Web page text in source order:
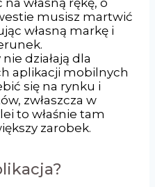
musisz martwić
własną markę i
działają dla
aplikacji mobilnych
się na rynku i
zwłaszcza w
to właśnie tam
zarobek.